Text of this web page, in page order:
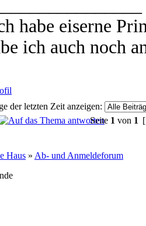
habe eiserne
ich auch noch
der letzten Zeit anzeigen:
Seite 1 von 1
Haus » Ab- und Anmeldeforum